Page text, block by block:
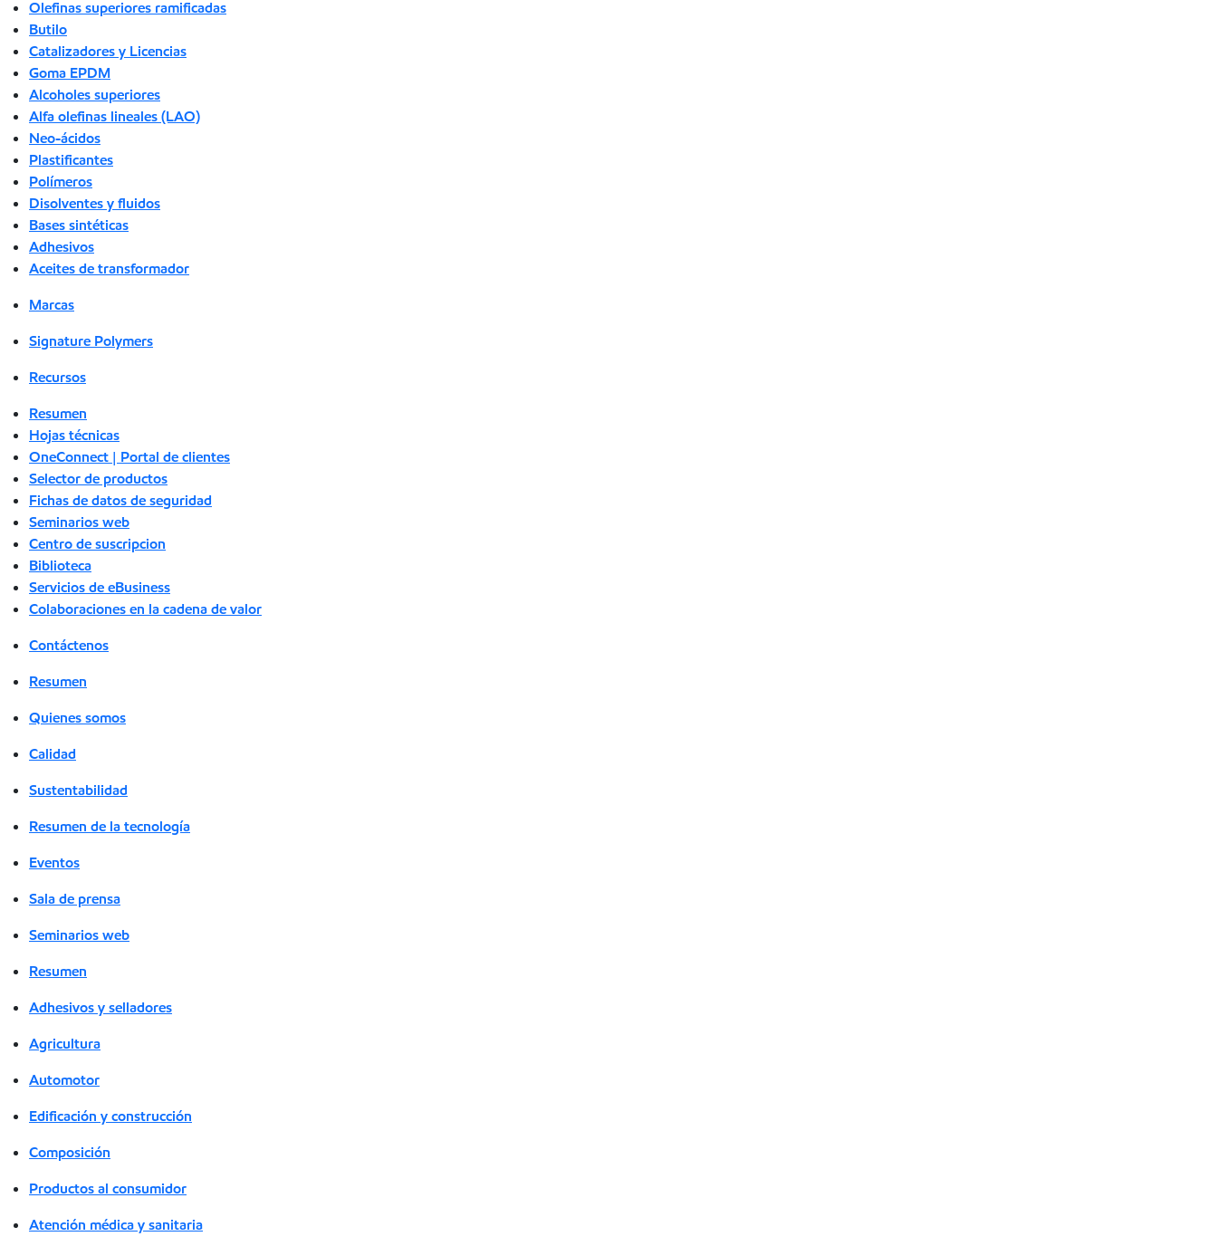
Olefinas superiores ramificadas
Butilo
Catalizadores y Licencias
Goma EPDM
Alcoholes superiores
Alfa olefinas lineales (LAO)
Neo-ácidos
Plastificantes
Polímeros
Disolventes y fluidos
Bases sintéticas
Adhesivos
Aceites de transformador
Marcas
Signature Polymers
Recursos
Resumen
Hojas técnicas
OneConnect | Portal de clientes
Selector de productos
Fichas de datos de seguridad
Seminarios web
Centro de suscripcion
Biblioteca
Servicios de eBusiness
Colaboraciones en la cadena de valor
Contáctenos
Resumen
Quienes somos
Calidad
Sustentabilidad
Resumen de la tecnología
Eventos
Sala de prensa
Seminarios web
Resumen
Adhesivos y selladores
Agricultura
Automotor
Edificación y construcción
Composición
Productos al consumidor
Atención médica y sanitaria